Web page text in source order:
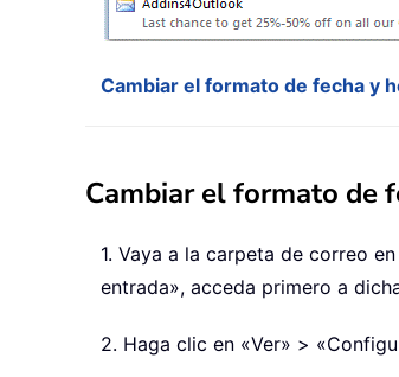
Cambiar el formato de fecha y
Cambiar el formato de
1. Vaya a la carpeta de correo
entrada», acceda primero a
2. Haga clic en «Ver» >